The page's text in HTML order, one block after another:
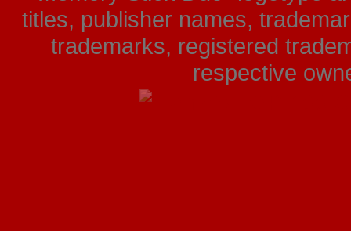
titles, publisher names,
trademarks, registered
respective